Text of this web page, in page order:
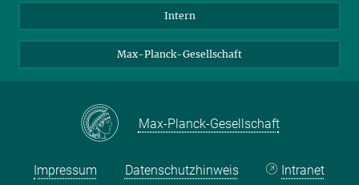
LinkedIn
Intern
Max-Planck-Gesellschaft
Max-Planck-Gesellschaft
Impressum Datenschutzhinweis Intranet